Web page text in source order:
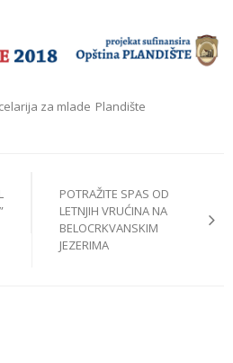
za mlade Plandište
POTRAŽITE SPAS OD
LETNJIH VRUĆINA NA
BELOCRKVANSKIM
JEZERIMA